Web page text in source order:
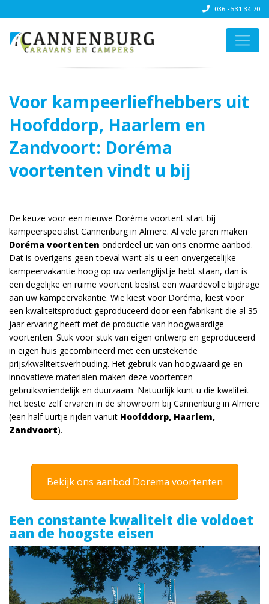
036 - 531 34 70
Voor kampeerliefhebbers uit
Hoofddorp, Haarlem en
Zandvoort: Doréma
voortenten vindt u bij
Cannenburg
De keuze voor een nieuwe Doréma voortent start bij
kampeerspecialist Cannenburg in Almere. Al vele jaren maken
Doréma voortenten onderdeel uit van ons enorme aanbod.
Dat is overigens geen toeval want als u een onvergetelijke
kampeervakantie hoog op uw verlanglijstje hebt staan, dan is
een degelijke en ruime voortent beslist een waardevolle bijdrage
aan uw kampeervakantie. Wie kiest voor Doréma, kiest voor
een kwaliteitsproduct geproduceerd door een fabrikant die al 35
jaar ervaring heeft met de productie van hoogwaardige
voortenten. Stuk voor stuk van eigen ontwerp en geproduceerd
in eigen huis gecombineerd met een uitstekende
prijs/kwaliteitsverhouding. Het gebruik van hoogwaardige en
innovatieve materialen maken deze voortenten
gebruiksvriendelijk en duurzaam. Natuurlijk kunt u die kwaliteit
het beste zelf ervaren in de showroom bij Cannenburg in Almere
(een half uurtje rijden vanuit Hoofddorp, Haarlem,
Zandvoort).
Bekijk ons aanbod Dorema voortenten
Een constante kwaliteit die voldoet
aan de hoogste eisen